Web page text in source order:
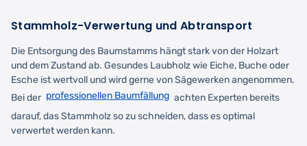
Stammholz-Verwertung und Abtransport
Die Entsorgung des Baumstamms hängt stark von der Holzart
und dem Zustand ab. Gesundes Laubholz wie Eiche, Buche oder
Esche ist wertvoll und wird gerne von Sägewerken angenommen.
Bei der professionellen Baumfällung achten Experten bereits
darauf, das Stammholz so zu schneiden, dass es optimal
verwertet werden kann.